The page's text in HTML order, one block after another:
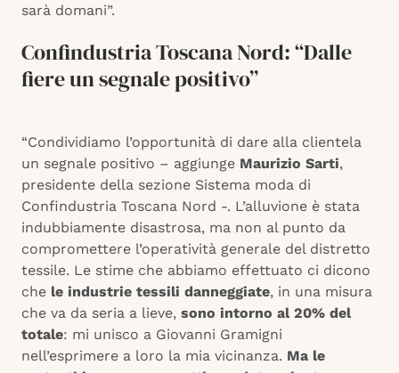
sarà domani”.
Confindustria Toscana Nord: “Dalle
fiere un segnale positivo”
“Condividiamo l’opportunità di dare alla clientela
un segnale positivo – aggiunge Maurizio Sarti,
presidente della sezione Sistema moda di
Confindustria Toscana Nord -. L’alluvione è stata
indubbiamente disastrosa, ma non al punto da
compromettere l’operatività generale del distretto
tessile. Le stime che abbiamo effettuato ci dicono
che le industrie tessili danneggiate, in una misura
che va da seria a lieve, sono intorno al 20% del
totale: mi unisco a Giovanni Gramigni
nell’esprimere a loro la mia vicinanza. Ma le